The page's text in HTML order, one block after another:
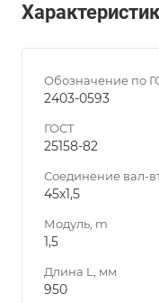
Обозначение по
2403-0593
ГОСТ
25158-82
Соединение вал-
45х1,5
Модуль, m
1,5
Длина L, мм
950